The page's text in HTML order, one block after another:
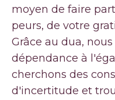
moyen de faire
peurs, de votre
Grâce au dua,
dépendance à
cherchons des
d'incertitude et